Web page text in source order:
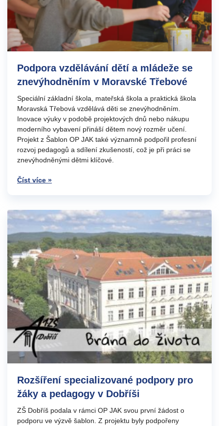
Podpora vzdělávání dětí a mládeže se
znevýhodněním v Moravské Třebové
Speciální základní škola, mateřská škola a praktická škola
Moravská Třebová vzdělává děti se znevýhodněním.
Inovace výuky v podobě projektových dnů nebo nákupu
moderního vybavení přináší dětem nový rozměr učení.
Projekt z Šablon OP JAK také významně podpořil profesní
rozvoj pedagogů a sdílení zkušeností, což je při práci se
znevýhodněnými dětmi klíčové.
Číst více »
Rozšíření specializované podpory pro
žáky a pedagogy v Dobříši
ZŠ Dobříš podala v rámci OP JAK svou první žádost o
podporu ve výzvě šablon. Z projektu byly podpořeny